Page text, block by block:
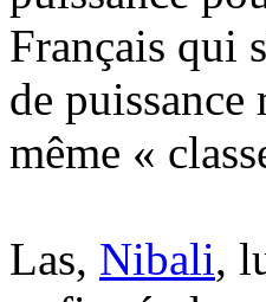
Français qui
de
même «
Las, Nibali,